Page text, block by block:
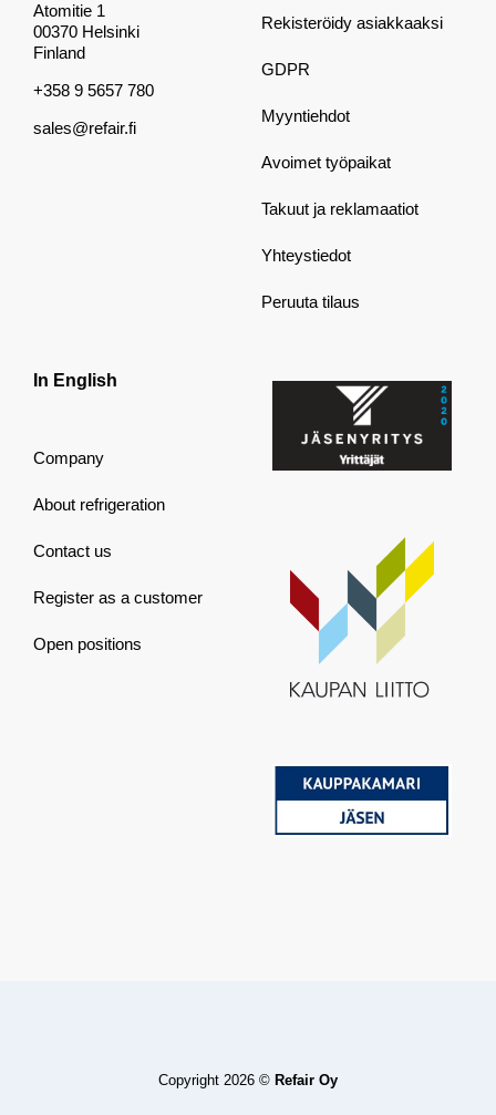
Atomitie 1
00370 Helsinki
Finland
+358 9 5657 780
sales@refair.fi
Rekisteröidy asiakkaaksi
GDPR
Myyntiehdot
Avoimet työpaikat
Takuut ja reklamaatiot
Yhteystiedot
Peruuta tilaus
In English
Company
About refrigeration
Contact us
Register as a customer
Open positions
Copyright 2026 © Refair Oy